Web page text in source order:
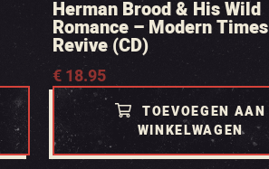
Herman Brood & His Wild
Romance – Modern Times
Revive (CD)
€18.95
TOEVOEGEN AAN
WINKELWAGEN